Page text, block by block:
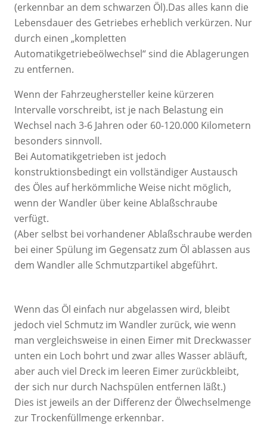
(erkennbar an dem schwarzen Öl).Das alles kann die
Lebensdauer des Getriebes erheblich verkürzen. Nur
durch einen „kompletten
Automatikgetriebeölwechsel“ sind die Ablagerungen
zu entfernen.
Wenn der Fahrzeughersteller keine kürzeren
Intervalle vorschreibt, ist je nach Belastung ein
Wechsel nach 3-6 Jahren oder 60-120.000 Kilometern
besonders sinnvoll.
Bei Automatikgetrieben ist jedoch
konstruktionsbedingt ein vollständiger Austausch
des Öles auf herkömmliche Weise nicht möglich,
wenn der Wandler über keine Ablaßschraube
verfügt.
(Aber selbst bei vorhandener Ablaßschraube werden
bei einer Spülung im Gegensatz zum Öl ablassen aus
dem Wandler alle Schmutzpartikel abgeführt.
Wenn das Öl einfach nur abgelassen wird, bleibt
jedoch viel Schmutz im Wandler zurück, wie wenn
man vergleichsweise in einen Eimer mit Dreckwasser
unten ein Loch bohrt und zwar alles Wasser abläuft,
aber auch viel Dreck im leeren Eimer zurückbleibt,
der sich nur durch Nachspülen entfernen läßt.)
Dies ist jeweils an der Differenz der Ölwechselmenge
zur Trockenfüllmenge erkennbar.